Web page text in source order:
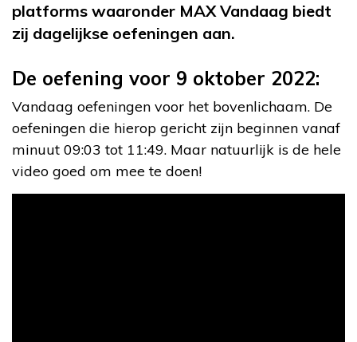
platforms waaronder MAX Vandaag biedt
zij dagelijkse oefeningen aan.
De oefening voor 9 oktober 2022:
Vandaag oefeningen voor het bovenlichaam. De
oefeningen die hierop gericht zijn beginnen vanaf
minuut 09:03 tot 11:49. Maar natuurlijk is de hele
video goed om mee te doen!